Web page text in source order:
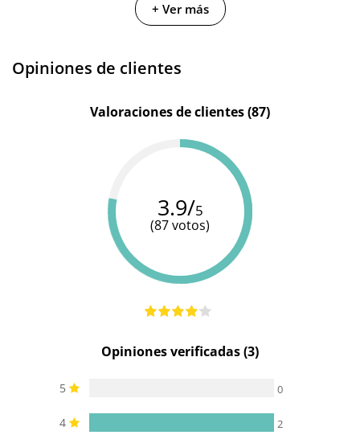
Potenz
Diversual
Basics
Azul
silicona
Silicona
+ Ver más
Opiniones de clientes
Valoraciones de clientes (87)
3.9/5
(87 votos)
Opiniones verificadas (3)
5 0
4 2